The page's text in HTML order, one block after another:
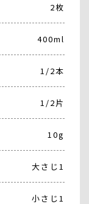
2枚
400ml
1/2本
1/2片
10g
大さじ1
小さじ1